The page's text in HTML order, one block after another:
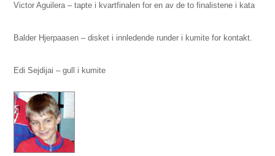
Victor Aguilera – tapte i kvartfinalen for en av de to finalistene i kata
Balder Hjerpaasen – disket i innledende runder i kumite for kontakt.
Edi Sejdijai – gull i kumite